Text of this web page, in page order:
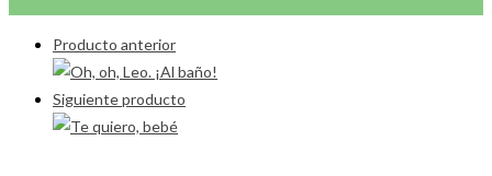
Producto anterior
Siguiente producto